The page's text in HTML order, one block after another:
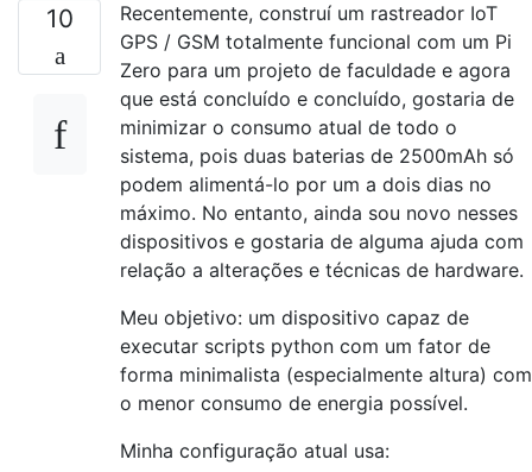
10
Recentemente, construí um rastreador IoT
GPS / GSM totalmente funcional com um Pi
Zero para um projeto de faculdade e agora
que está concluído e concluído, gostaria de
minimizar o consumo atual de todo o
sistema, pois duas baterias de 2500mAh só
podem alimentá-lo por um a dois dias no
máximo. No entanto, ainda sou novo nesses
dispositivos e gostaria de alguma ajuda com
relação a alterações e técnicas de hardware.
Meu objetivo: um dispositivo capaz de
executar scripts python com um fator de
forma minimalista (especialmente altura) com
o menor consumo de energia possível.
Minha configuração atual usa: